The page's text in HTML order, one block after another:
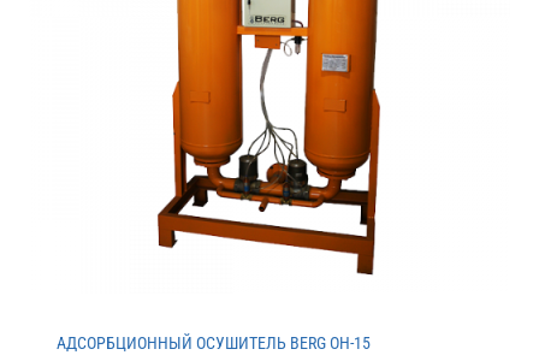
АДСОРБЦИОННЫЙ ОСУШИТЕЛЬ BERG ОH-15